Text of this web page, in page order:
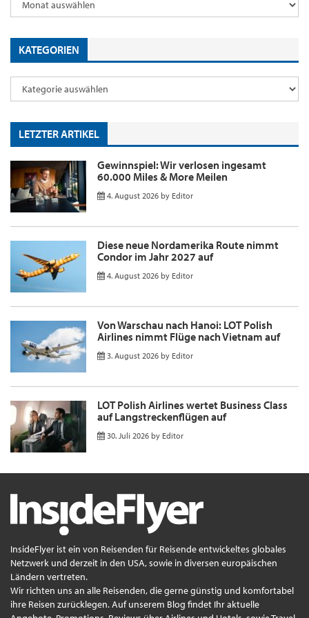
KATEGORIEN
LETZTER ARTIKEL
Gewinnspiel: Wir verlosen ingesamt
60.000 Miles & More Meilen
4. August 2026 by Editor
Diese neue Nordamerika Route nimmt
Condor im Jahr 2027 auf
4. August 2026 by Editor
Von Warschau nach Hanoi: LOT Polish
Airlines nimmt Flüge nach Vietnam auf
3. August 2026 by Editor
LOT Polish Airlines wertet Business Class
auf Langstreckenflügen auf
30. Juli 2026 by Editor
InsideFlyer ist ein von Reisenden für Reisende entwickeltes globales
Netzwerk und derzeit in den USA, sowie in diversen europäischen
Ländern vertreten.
Wir richten uns an alle Reisenden, die gerne günstig und komfortabel
ihre Reisen zurücklegen. Auf unserem Blog findet Ihr aktuelle